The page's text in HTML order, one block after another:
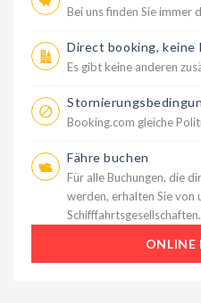
Bei uns finden Sie immer
Direct booking, keine
Es gibt keine anderen
Booking.com gleiche
Fähre buchen
Für alle Buchungen, die
werden, erhalten Sie von
Schifffahrtsgesellschaften.
ONLINE